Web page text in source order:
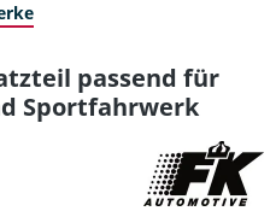
passend für
Sportfahrwerk